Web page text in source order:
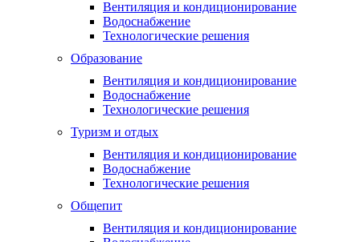
Вентиляция и кондиционирование
Водоснабжение
Технологические решения
Образование
Вентиляция и кондиционирование
Водоснабжение
Технологические решения
Туризм и отдых
Вентиляция и кондиционирование
Водоснабжение
Технологические решения
Общепит
Вентиляция и кондиционирование